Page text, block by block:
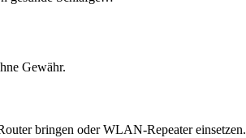
Gewähr.
bringen oder WLAN-Repeater einsetzen.